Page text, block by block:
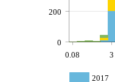
0.08 3
0
200
2017